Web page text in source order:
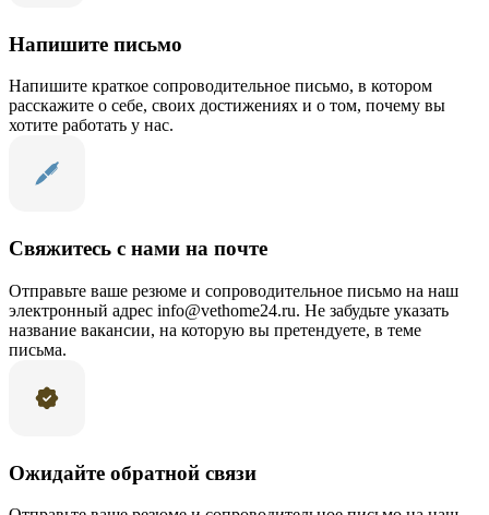
Напишите письмо
Напишите краткое сопроводительное письмо, в котором
расскажите о себе, своих достижениях и о том, почему вы
хотите работать у нас.
Свяжитесь с нами на почте
Отправьте ваше резюме и сопроводительное письмо на наш
электронный адрес info@vethome24.ru. Не забудьте указать
название вакансии, на которую вы претендуете, в теме
письма.
Ожидайте обратной связи